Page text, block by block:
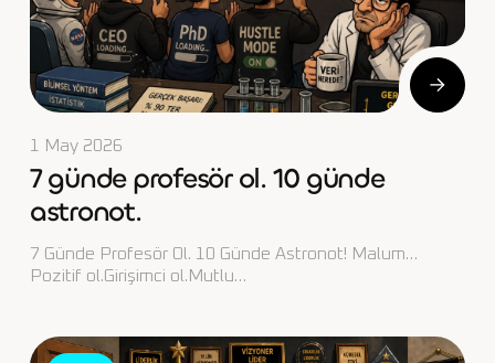
1 May 2026
7 günde profesör ol. 10 günde
astronot.
7 Günde Profesör Ol. 10 Günde Astronot! Malum…
Pozitif ol.Girişimci ol.Mutlu…